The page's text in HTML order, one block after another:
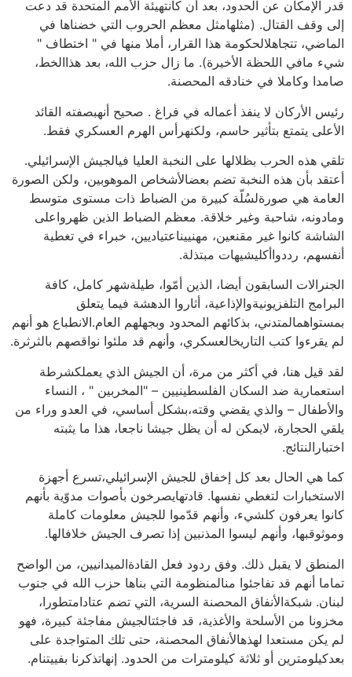
قدر الإمكان عن الحدود، بعد أن كانتهيئة الأمم المتحدة قد دعت
إلى وقف القتال. (مثلهامثل معظم الحروب التي خضناها في
الماضي، تتجاهلالحكومة هذا القرار، أملا منها في " اختطاف "
شيء مافي اللحظة الأخيرة). ما زال حزب الله، بعد هذاالخط،
صامدا وكاملا في خنادقه المحصنة.
رئيس الأركان لا ينفذ أعماله في فراغ . صحيح أنهبصفته القائد
الأعلى يتمتع بتأثير حاسم، ولكنهرأس الهرم العسكري فقط.
تلقي هذه الحرب بظلالها على النخبة العليا فيالجيش الإسرائيلي.
أعتقد بأن هذه النخبة تضم بعضالأشخاص الموهوبين، ولكن الصورة
العامة هي صورةلسُلّة كبيرة من الضباط ذات مستوى متوسط
ومادونه، شاحبة وغير خلاقة. معظم الضباط الذين ظهرواعلى
الشاشة كانوا غير مقنعين، مهنييناعتياديين، خبراء في تغطية
أنفسهم، رددواأكليشيهات مبتذلة.
الجنرالات السابقون أيضا، الذين أمّوا، طيلةشهر كامل، كافة
البرامج التلفزيونيةوالإذاعية، أثاروا الدهشة فيما يتعلق
بمستواهمالمتدني، بذكائهم المحدود وبجهلهم العام.الانطباع هو أنهم
لم يقرءوا كتب التاريخالعسكري، وأنهم قد ملئوا نواقصهم بالثرثرة.
لقد قيل هنا، في أكثر من مرة، أن الجيش الذي يعملكشرطة
استعمارية ضد السكان الفلسطينيين – "المخربين " ، النساء
والأطفال – والذي يقضي وقته،بشكل أساسي، في العدو وراء من
يلقي الحجارة، لايمكن له أن يظل جيشا ناجعا، هذا ما يثبته
اختبارالنتائج.
كما هي الحال بعد كل إخفاق للجيش الإسرائيلي،تسرع أجهزة
الاستخبارات لتغطي نفسها. قادتهايصرخون بأصوات مدوّية بأنهم
كانوا يعرفون كلشيء، وأنهم قدّموا للجيش معلومات كاملة
وموثوقبها، وأنهم ليسوا المذنبين إذا تصرف الجيش خلافالها.
المنطق لا يقبل ذلك. وفق ردود فعل القادةالميدانيين، من الواضح
تماما أنهم قد تفاجئوا منالمنظومة التي بناها حزب الله في جنوب
لبنان. شبكةالأنفاق المحصنة السرية، التي تضم عتادامتطورا،
مخزونا من الأسلحة والأغذية، قد فاجئتالجيش مفاجئة كبيرة، فهو
لم يكن مستعدا لهذهالأنفاق المحصنة، حتى تلك المتواجدة على
بعدكيلومترين أو ثلاثة كيلومترات من الحدود. إنهاتذكرنا بفييتنام.